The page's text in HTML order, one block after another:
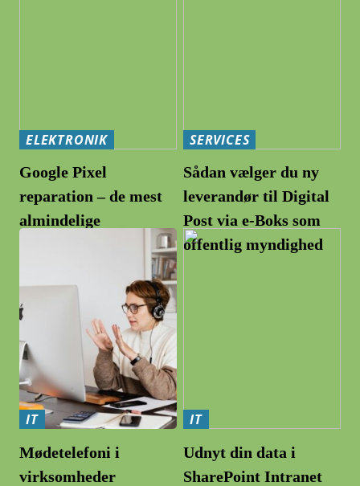
ELEKTRONIK
Google Pixel
reparation – de mest
almindelige
problemer og hvordan
SERVICES
Sådan vælger du ny
leverandør til Digital
Post via e-Boks som
offentlig myndighed
IT
Mødetelefoni i
virksomheder
IT
Udnyt din data i
SharePoint Intranet